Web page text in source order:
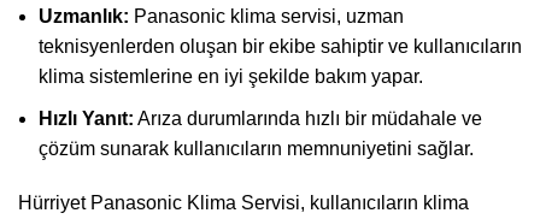
Uzmanlık: Panasonic klima servisi, uzman
teknisyenlerden oluşan bir ekibe sahiptir ve kullanıcıların
klima sistemlerine en iyi şekilde bakım yapar.
Hızlı Yanıt: Arıza durumlarında hızlı bir müdahale ve
çözüm sunarak kullanıcıların memnuniyetini sağlar.
Hürriyet Panasonic Klima Servisi, kullanıcıların klima